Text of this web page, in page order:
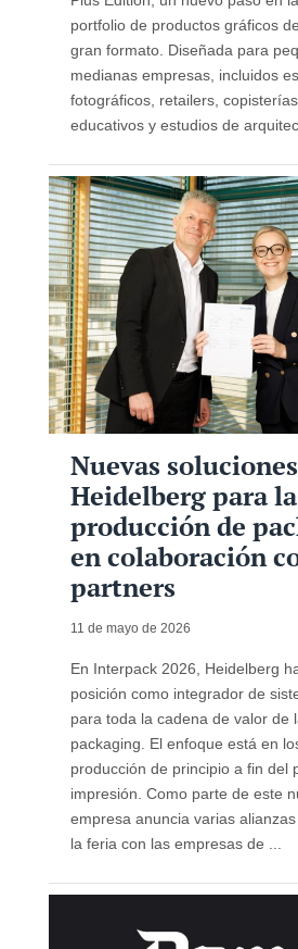
portfolio de productos gráficos
gran formato. Diseñada para
medianas empresas, incluidos
fotográficos, retailers,
educativos y estudios de
Nuevas
Heidelberg para la
producción de
en colaboración
partners
11 de mayo de 2026
En Interpack 2026, Heidelberg
posición como integrador de
para toda la cadena de valor de
packaging. El enfoque está en
producción de principio a fin del
impresión. Como parte de este
empresa anuncia varias
la feria con las empresas de ...